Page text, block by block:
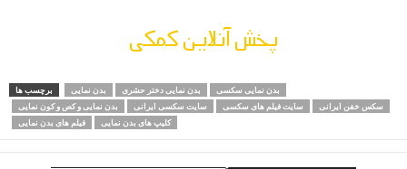
پخش آنلاین کمکی
برچسب ها بدن نمایی بدن نمایی دختر حشری
بدن نمایی سکسی
بدن نمایی و کص و کون نمایی
سایت سکسی ایرانی سایت فیلم های سکسی
سکس خفن ایرانی
فیلم های بدن نمایی
کلیپ های بدن نمایی